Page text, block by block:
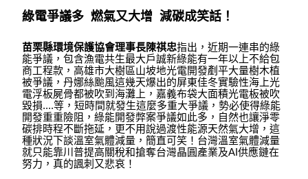
綠電爭議多 燃氣又大增 減碳成笑話！
苗栗縣環境保護協會理事長陳祺忠指出，近期一連串的綠
能爭議，包含漁電共生最大戶誠新綠能有一年以上不給包
商工程款，高雄市大樹區山坡地光電開發剷平大量樹木植
被爭議，丹娜絲颱風這幾天爆出的屏東佳冬實驗性海上光
電浮板屍骨都被吹到海灘上，嘉義布袋大面積光電板被吹
毀損....等，短時間就發生這麼多重大爭議，勢必使得綠能
開發重重險阻，綠能開發弊案爭議如此多，自然也讓淨零
碳排時程不斷拖延，更不用說過渡性能源天然氣大增，這
種狀況下談溫室氣體減量，簡直可笑！台灣溫室氣體減量
就只能靠川普提高關稅和搶奪台灣晶圓產業及AI供應鏈在
努力，真的諷刺又悲哀！